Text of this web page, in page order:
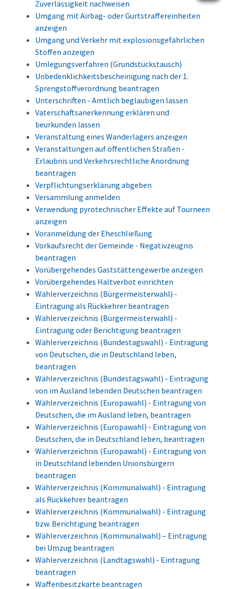
Zuverlässigkeit nachweisen
Umgang mit Airbag- oder Gurtstraffereinheiten
anzeigen
Umgang und Verkehr mit explosionsgefährlichen
Stoffen anzeigen
Umlegungsverfahren (Grundstückstausch)
Unbedenklichkeitsbescheinigung nach der 1.
Sprengstoffverordnung beantragen
Unterschriften - Amtlich beglaubigen lassen
Vaterschaftsanerkennung erklären und
beurkunden lassen
Veranstaltung eines Wanderlagers anzeigen
Veranstaltungen auf öffentlichen Straßen -
Erlaubnis und Verkehrsrechtliche Anordnung
beantragen
Verpflichtungserklärung abgeben
Versammlung anmelden
Verwendung pyrotechnischer Effekte auf Tourneen
anzeigen
Voranmeldung der Eheschließung
Vorkaufsrecht der Gemeinde - Negativzeugnis
beantragen
Vorübergehendes Gaststättengewerbe anzeigen
Vorübergehendes Haltverbot einrichten
Wählerverzeichnis (Bürgermeisterwahl) -
Eintragung als Rückkehrer beantragen
Wählerverzeichnis (Bürgermeisterwahl) -
Eintragung oder Berichtigung beantragen
Wählerverzeichnis (Bundestagswahl) - Eintragung
von Deutschen, die in Deutschland leben,
beantragen
Wählerverzeichnis (Bundestagswahl) - Eintragung
von im Ausland lebenden Deutschen beantragen
Wählerverzeichnis (Europawahl) - Eintragung von
Deutschen, die im Ausland leben, beantragen
Wählerverzeichnis (Europawahl) - Eintragung von
Deutschen, die in Deutschland leben, beantragen
Wählerverzeichnis (Europawahl) - Eintragung von
in Deutschland lebenden Unionsbürgern
beantragen
Wählerverzeichnis (Kommunalwahl) - Eintragung
als Rückkehrer beantragen
Wählerverzeichnis (Kommunalwahl) - Eintragung
bzw. Berichtigung beantragen
Wählerverzeichnis (Kommunalwahl) – Eintragung
bei Umzug beantragen
Wählerverzeichnis (Landtagswahl) - Eintragung
beantragen
Waffenbesitzkarte beantragen